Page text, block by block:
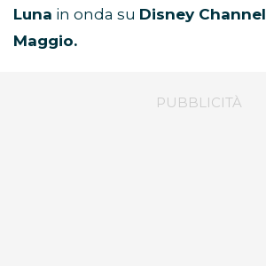
Luna in onda su Disney Channel
Maggio.